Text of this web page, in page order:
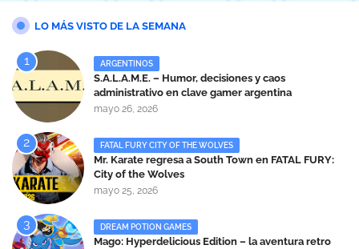
LO MÁS VISTO DE LA SEMANA
ARGENTINOS
S.A.L.A.M.E. – Humor, decisiones y caos
administrativo en clave gamer argentina
mayo 26, 2026
FATAL FURY CITY OF THE WOLVES
Mr. Karate regresa a South Town en FATAL FURY:
City of the Wolves
mayo 25, 2026
DREAM POTION GAMES
Mago: Hyperdelicious Edition – la aventura retro